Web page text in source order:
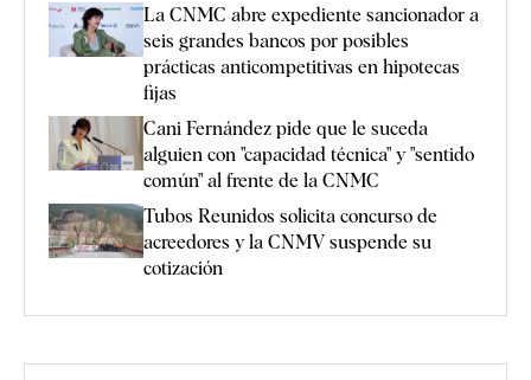
La CNMC abre expediente sancionador a
seis grandes bancos por posibles
prácticas anticompetitivas en hipotecas
fijas
Cani Fernández pide que le suceda
alguien con "capacidad técnica" y "sentido
común" al frente de la CNMC
Tubos Reunidos solicita concurso de
acreedores y la CNMV suspende su
cotización